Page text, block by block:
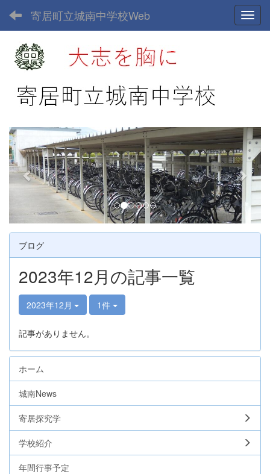
寄居町立城南中学校Web
p
r
e
v
o
u
s
n
e
x
t
ブログ
2023年12月の記事一覧
2023年12月 1件
記事がありません。
ホーム
城南News
寄居探究学
学校紹介
年間行事予定